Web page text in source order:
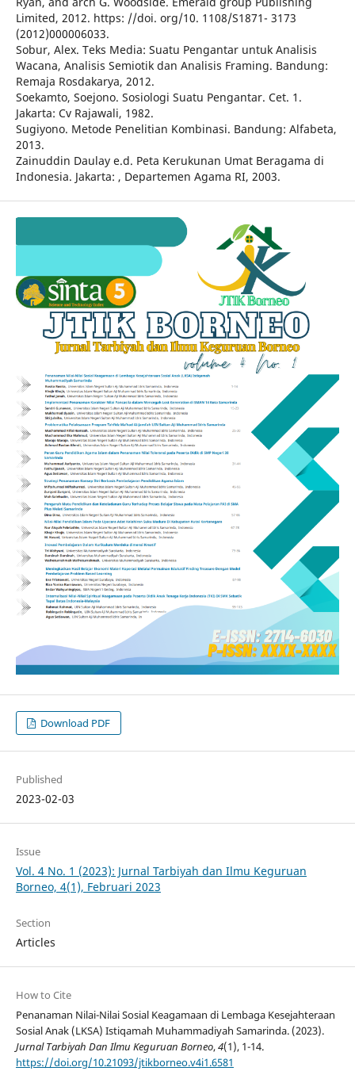
Limited, 2012. https: //doi. org/10. 1108/S1871- 3173
(2012)000006033.
Sobur, Alex. Teks Media: Suatu Pengantar untuk Analisis
Wacana, Analisis Semiotik dan Analisis Framing. Bandung:
Remaja Rosdakarya, 2012.
Soekamto, Soejono. Sosiologi Suatu Pengantar. Cet. 1.
Jakarta: Cv Rajawali, 1982.
Sugiyono. Metode Penelitian Kombinasi. Bandung: Alfabeta,
2013.
Zainuddin Daulay e.d. Peta Kerukunan Umat Beragama di
Indonesia. Jakarta: , Departemen Agama RI, 2003.
Download PDF
Published
2023-02-03
Issue
Vol. 4 No. 1 (2023): Jurnal Tarbiyah dan Ilmu Keguruan
Borneo, 4(1), Februari 2023
Section
Articles
How to Cite
Penanaman Nilai-Nilai Sosial Keagamaan di Lembaga Kesejahteraan
Sosial Anak (LKSA) Istiqamah Muhammadiyah Samarinda. (2023).
Jurnal Tarbiyah Dan Ilmu Keguruan Borneo,4(1), 1-14.
https://doi.org/10.21093/jtikborneo.v4i1.6581